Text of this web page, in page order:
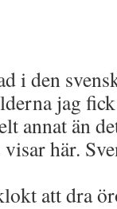
i den
jag
annat än
här.
att dra